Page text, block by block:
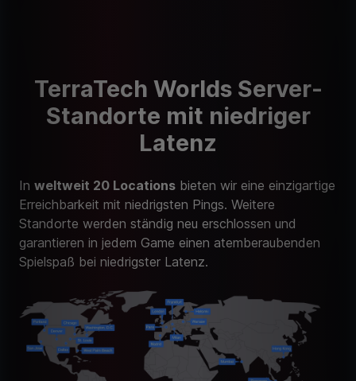
TerraTech Worlds Server-
Standorte mit niedriger
Latenz
In weltweit 20 Locations bieten wir eine einzigartige
Erreichbarkeit mit niedrigsten Pings. Weitere
Standorte werden ständig neu erschlossen und
garantieren in jedem Game einen atemberaubenden
Spielspaß bei niedrigster Latenz.